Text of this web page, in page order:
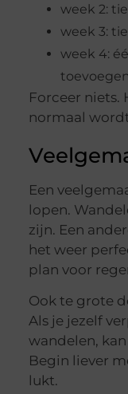
week 2:
week 3:
week 4:
Forceer niets.
normaal
Een
lopen.
zijn. Een
het weer
plan voor
Ook te grote
Als je jezelf
wandelen,
Begin liever
lukt.